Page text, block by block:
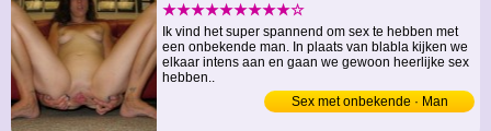
★★★★★★★★★☆
Ik vind het super spannend om sex te hebben met
een onbekende man. In plaats van blabla kijken we
elkaar intens aan en gaan we gewoon heerlijke sex
hebben..
Sex met onbekende · Man